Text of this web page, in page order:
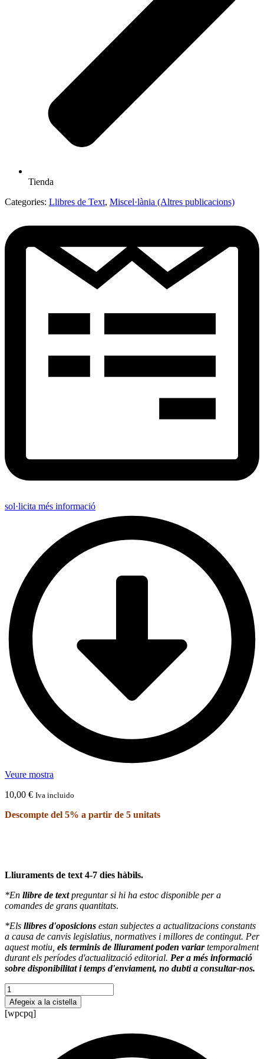
Tienda
Categories: Llibres de Text, Miscel·lània (Altres publicacions)
sol·licita més informació
Veure mostra
10,00 € Iva incluido
Descompte del 5% a partir de 5 unitats
Lliuraments de text 4-7 dies hàbils.
*En llibre de textpreguntar si hi ha estoc disponible per a
comandes de grans quantitats.
*Els llibres d'oposicions estan subjectes a actualitzacions constants
a causa de canvis legislatius, normatives i millores de contingut. Per
aquest motiu, els terminis de lliurament poden variartemporalment
durant els períodes d'actualització editorial. Per a més informació
sobre disponibilitat i temps d'enviament, no dubti a consultar-nos.
quantitat
de
Los
cuerpos
Afegeix a la cistella
[wpcpq]